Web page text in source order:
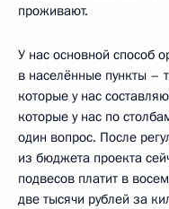
проживают.
У нас основной способ
в населённые пункты –
которые у нас
которые у нас по
один вопрос. После
из бюджета проекта
подвесов платит в
две тысячи рублей за